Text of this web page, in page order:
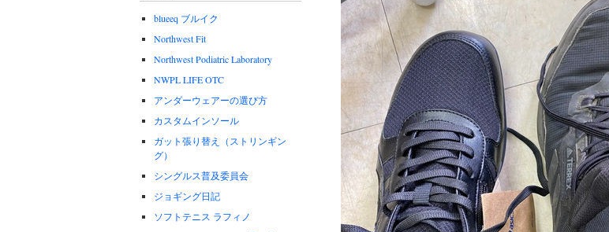
blueeq ブルイク
Northwest Fit
Northwest Podiatric Laboratory
NWPL LIFE OTC
アンダーウェアーの選び方
カスタムインソール
ガット張り替え（ストリンギン
グ）
シングルス普及委員会
ジョギング日記
ソフトテニス ラフィノ